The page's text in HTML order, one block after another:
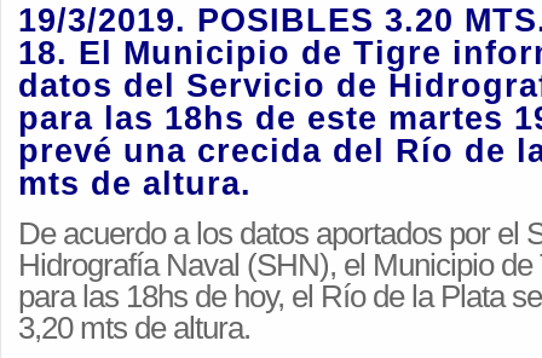
19/3/2019. POSIBLES 3.20
18. El Municipio de Tigre
datos del Servicio de
para las 18hs de este martes
prevé una crecida del Río de
mts de altura.
De acuerdo a los datos aportados por el
Hidrografía Naval (SHN), el Municipio
para las 18hs de hoy, el Río de la Plata
3,20 mts de altura.